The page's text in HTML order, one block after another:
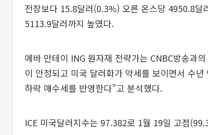
전장보다 15.8달러(0.3%) 오른 온스당 4950.8달
5113.9달러까지 높였다.
에바 만테이 ING 원자재 전략가는 CNBC방송과
이 안정되고 미국 달러화가 약세를 보이면서 수
하락 매수세를 반영한다”고 분석했다.
ICE 미국달러지수는 97.382로 1월 19일 고점